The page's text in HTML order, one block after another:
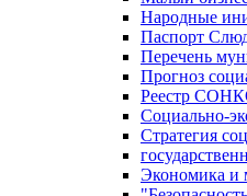
Народные
Паспорт
Перечень
Прогноз
Реестр
Социально-
Стратегия
Экономика и